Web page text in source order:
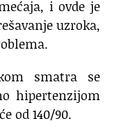
i ovde je
uzroka,
smatra se
hipertenzijom
od 140/90.